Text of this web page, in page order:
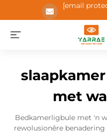
[email
met
Bedkamerligbule met 'n
rewolusionêre